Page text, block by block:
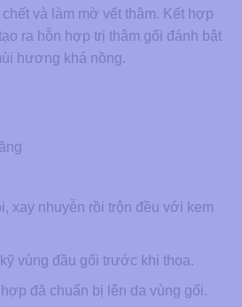
và làm mờ vết thâm. Kết hợp
ra hỗn hợp trị thâm gối đánh bật
hương khá nồng.
xay nhuyễn rồi trộn đều với kem
vùng đầu gối trước khi thoa.
đã chuẩn bị lên da vùng gối.